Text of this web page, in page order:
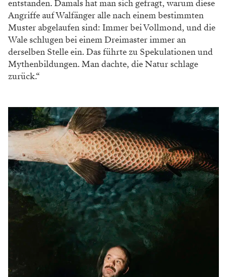
entstanden. Damals hat man sich gefragt, warum diese
Angriffe auf Walfänger alle nach einem bestimmten
Muster abgelaufen sind: Immer bei Vollmond, und die
Wale schlugen bei einem Dreimaster immer an
derselben Stelle ein. Das führte zu Spekulationen und
Mythenbildungen. Man dachte, die Natur schlage
zurück.“